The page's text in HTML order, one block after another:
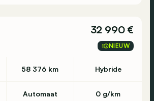
32 990 €
NIEUW
58 376 km Hybride
Automaat 0 g/km